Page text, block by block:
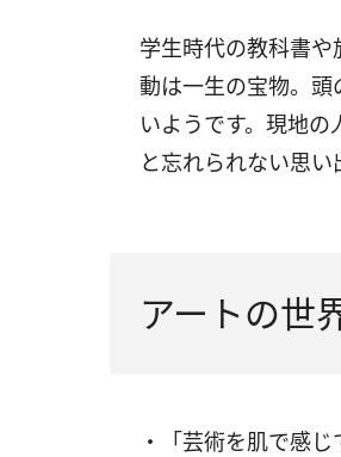
学生時代の教科書
動は一生の宝物。
いようです。現地
と忘れられない思い
アートの世
・「芸術を肌で感